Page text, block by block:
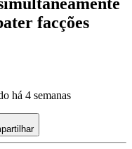
facções
há 4 semanas